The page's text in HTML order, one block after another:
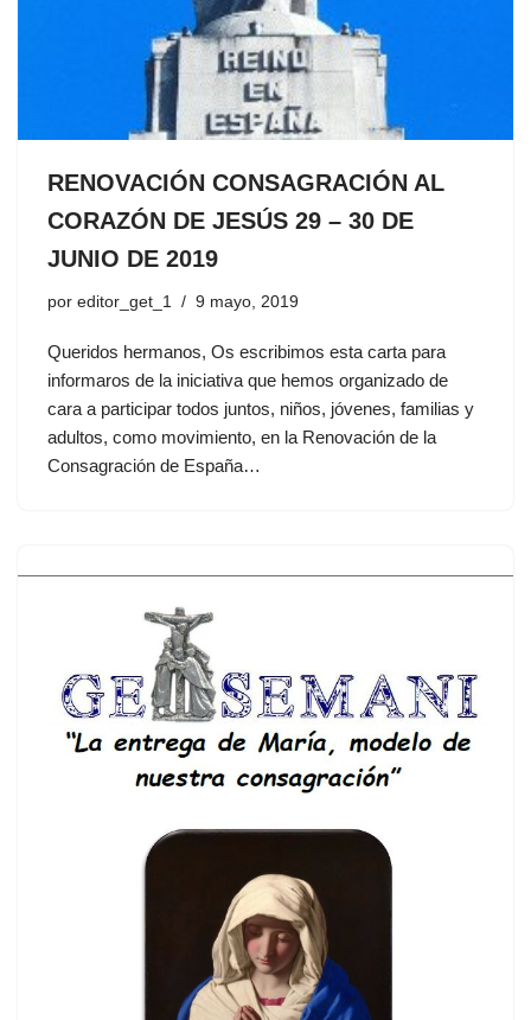
RENOVACIÓN CONSAGRACIÓN AL
CORAZÓN DE JESÚS 29 – 30 DE
JUNIO DE 2019
por editor_get_1 9 mayo, 2019
Queridos hermanos, Os escribimos esta carta para
informaros de la iniciativa que hemos organizado de
cara a participar todos juntos, niños, jóvenes, familias y
adultos, como movimiento, en la Renovación de la
Consagración de España…